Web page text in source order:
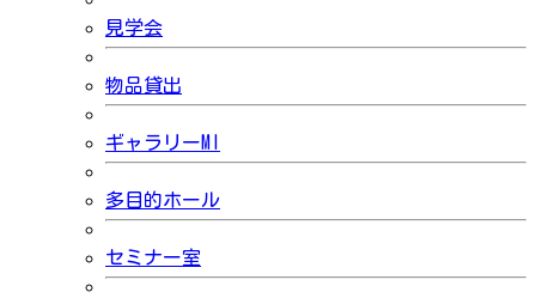
見学会
物品貸出
ギャラリーMI
多目的ホール
セミナー室